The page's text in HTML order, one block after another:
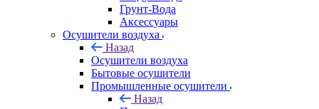
Грунт-Вода
Аксессуары
Осушители воздуха
Назад
Осушители воздуха
Бытовые осушители
Промышленные осушители
Назад